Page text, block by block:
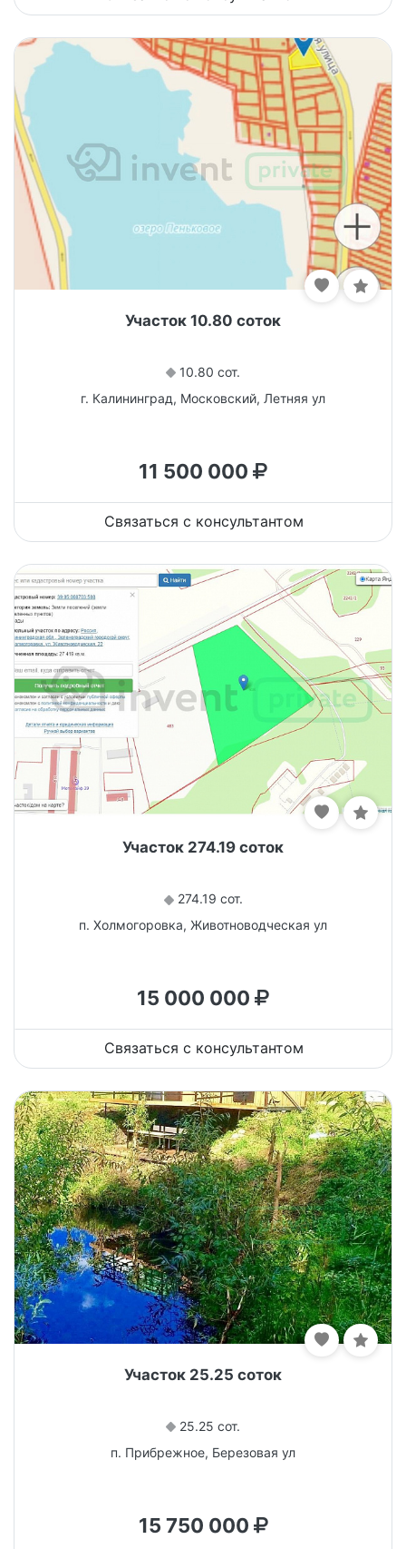
Участок 10.80 соток
10.80 сот.
г. Калининград, Московский, Летняя ул
11 500 000
Связаться с консультантом
Участок 274.19 соток
274.19 сот.
п. Холмогоровка, Животноводческая ул
15 000 000
Связаться с консультантом
Участок 25.25 соток
25.25 сот.
п. Прибрежное, Березовая ул
15 750 000